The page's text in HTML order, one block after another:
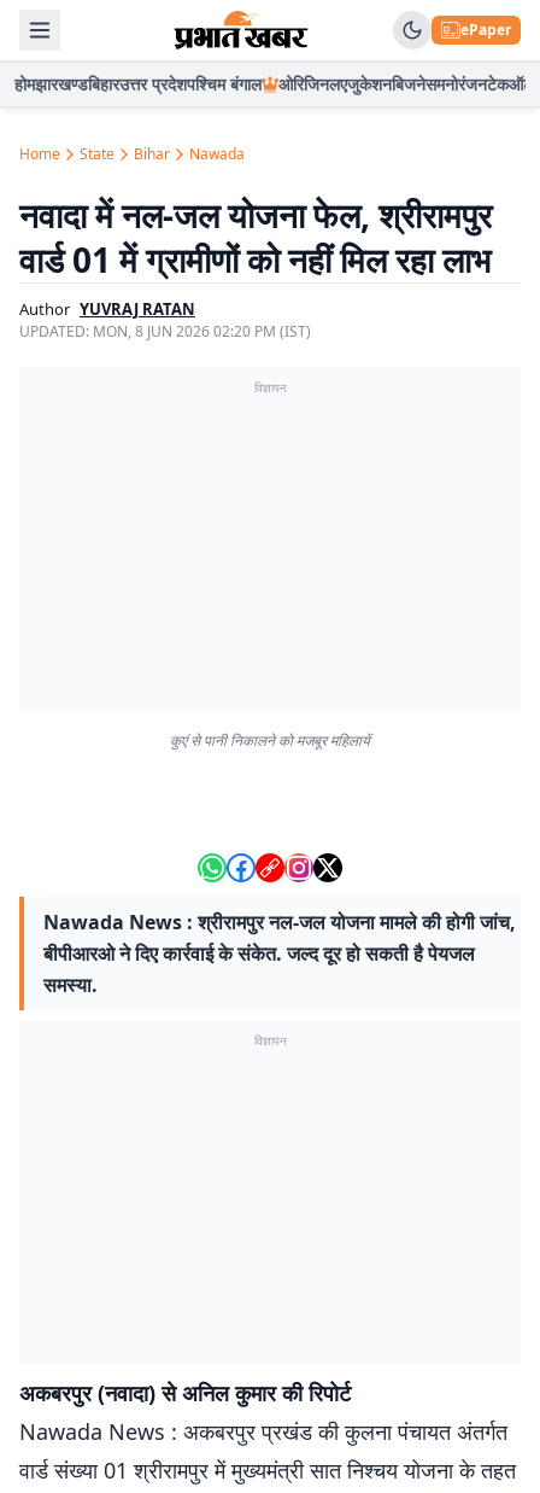
ePaper
होमझारखण्डबिहारउत्तर प्रदेशपश्चिम बंगाल ओरिजिनलएजुकेशनबिजनेसमनोरंजनटेकऑटो
Home State Bihar Nawada
नवादा में नल-जल योजना फेल, श्रीरामपुर
वार्ड 01 में ग्रामीणों को नहीं मिल रहा लाभ
Author YUVRAJ RATAN
UPDATED: MON, 8 JUN 2026 02:20 PM (IST)
विज्ञापन
कुएं से पानी निकालने को मजबूर महिलायें
Nawada News : श्रीरामपुर नल-जल योजना मामले की होगी जांच,
बीपीआरओ ने दिए कार्रवाई के संकेत. जल्द दूर हो सकती है पेयजल
समस्या.
विज्ञापन
अकबरपुर (नवादा) से अनिल कुमार की रिपोर्ट
Nawada News : अकबरपुर प्रखंड की कुलना पंचायत अंतर्गत
वार्ड संख्या 01 श्रीरामपुर में मुख्यमंत्री सात निश्चय योजना के तहत